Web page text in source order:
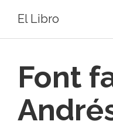
El Libro
Font